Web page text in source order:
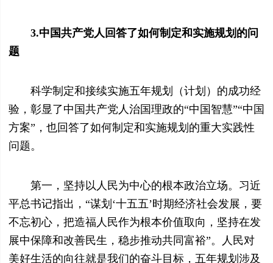
3.中国共产党人回答了如何制定和实施规划的问
题
科学制定和接续实施五年规划（计划）的成功经
验，彰显了中国共产党人治国理政的“中国智慧”“中国
方案”，也回答了如何制定和实施规划的重大实践性
问题。
第一，坚持以人民为中心的根本政治立场。习近
平总书记指出，“谋划‘十五五’时期经济社会发展，要
不忘初心，把造福人民作为根本价值取向，坚持在发
展中保障和改善民生，稳步推动共同富裕”。人民对
美好生活的向往就是我们的奋斗目标，五年规划涉及